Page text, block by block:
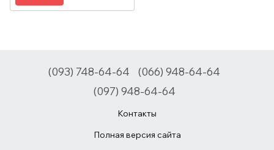
(093) 748-64-64
(066) 948-64-64
(097) 948-64-64
Контакты
Полная версия сайта